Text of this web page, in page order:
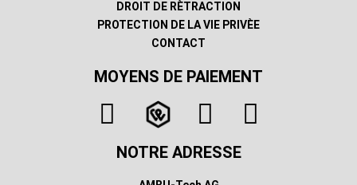
DROIT DE RÈTRACTION
PROTECTION DE LA VIE PRIVÈE
CONTACT
MOYENS DE PAIEMENT
NOTRE ADRESSE